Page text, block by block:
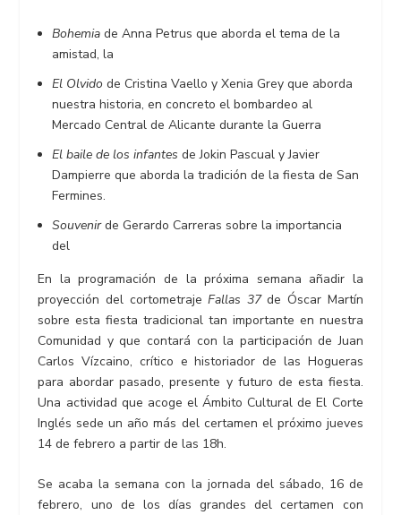
Bohemiade Anna Petrus que aborda el tema de la
amistad, la
El Olvidode Cristina Vaello y Xenia Grey que aborda
nuestra historia, en concreto el bombardeo al
Mercado Central de Alicante durante la Guerra
El baile de los infantesde Jokin Pascual y Javier
Dampierre que aborda la tradición de la fiesta de San
Fermines.
Souvenirde Gerardo Carreras sobre la importancia
del
En la programación de la próxima semana añadir la
proyección del cortometrajeFallas 37de Óscar Martín
sobre esta fiesta tradicional tan importante en nuestra
Comunidad y que contará con la participación de Juan
Carlos Vízcaino, crítico e historiador de las Hogueras
para abordar pasado, presente y futuro de esta fiesta.
Una actividad que acoge el Ámbito Cultural de El Corte
Inglés sede un año más del certamen el próximo jueves
14 de febrero a partir de las 18h.
Se acaba la semana con la jornada del sábado, 16 de
febrero, uno de los días grandes del certamen con